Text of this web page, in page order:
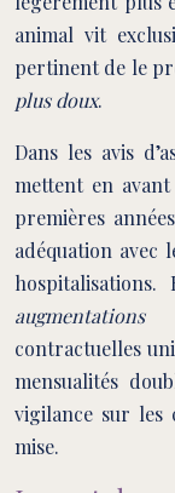
animal vit
pertinent de le
plus doux.
Dans les avis
mettent en
premières
adéquation
augmentations
contractuelles
mensualités
vigilance sur les
mise.